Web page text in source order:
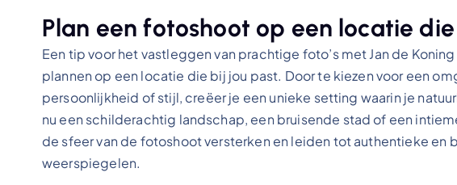
Plan een fotoshoot op een locatie
Een tip voor het vastleggen van prachtige foto’s met Jan de
plannen op een locatie die bij jou past. Door te kiezen voor een
persoonlijkheid of stijl, creëer je een unieke setting waarin je
nu een schilderachtig landschap, een bruisende stad of een
de sfeer van de fotoshoot versterken en leiden tot authentieke en
weerspiegelen.